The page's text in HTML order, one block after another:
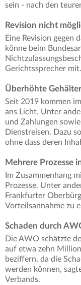
sein - nach den
Revision nicht
Eine Revision gegen
könne beim
Gerichtssprecher mit.
Überhöhte
Seit 2019 kommen
ans Licht. Unter
und Zahlungen
Dienstreisen. Dazu
ohne dass deren
Mehrere Prozesse
Im Zusammenhang
Prozesse. Unter
Frankfurter
Vorteilsannahme zu
Schaden durch
Die AWO schätzte
auf etwa zehn
beziffern, da die
werden können,
Verbands.